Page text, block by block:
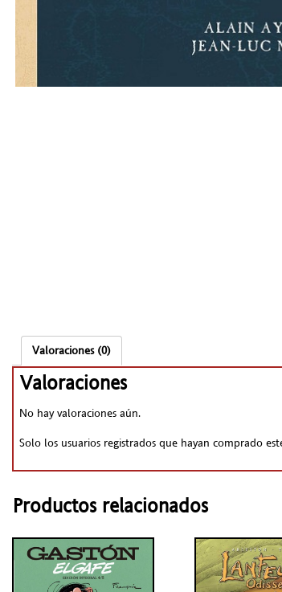
Valoraciones (0)
Valoraciones
No hay valoraciones aún.
Solo los usuarios registrados que hayan comprado
Productos relacionados